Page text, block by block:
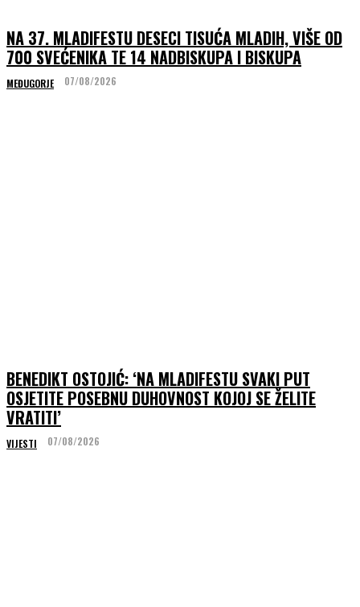
NA 37. MLADIFESTU DESECI TISUĆA MLADIH, VIŠE OD
700 SVEĆENIKA TE 14 NADBISKUPA I BISKUPA
MEĐUGORJE 07/08/2026
BENEDIKT OSTOJIĆ: ‘NA MLADIFESTU SVAKI PUT
OSJETITE POSEBNU DUHOVNOST KOJOJ SE ŽELITE
VRATITI’
VIJESTI 07/08/2026